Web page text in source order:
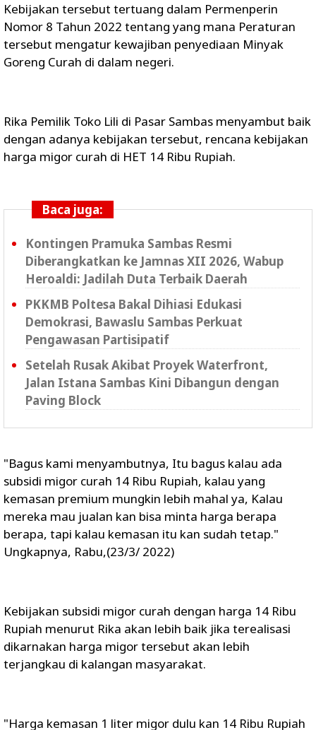
Kebijakan tersebut tertuang dalam Permenperin
Nomor 8 Tahun 2022 tentang yang mana Peraturan
tersebut mengatur kewajiban penyediaan Minyak
Goreng Curah di dalam negeri.
Rika Pemilik Toko Lili di Pasar Sambas menyambut baik
dengan adanya kebijakan tersebut, rencana kebijakan
harga migor curah di HET 14 Ribu Rupiah.
Baca juga:
Kontingen Pramuka Sambas Resmi
Diberangkatkan ke Jamnas XII 2026, Wabup
Heroaldi: Jadilah Duta Terbaik Daerah
PKKMB Poltesa Bakal Dihiasi Edukasi
Demokrasi, Bawaslu Sambas Perkuat
Pengawasan Partisipatif
Setelah Rusak Akibat Proyek Waterfront,
Jalan Istana Sambas Kini Dibangun dengan
Paving Block
"Bagus kami menyambutnya, Itu bagus kalau ada
subsidi migor curah 14 Ribu Rupiah, kalau yang
kemasan premium mungkin lebih mahal ya, Kalau
mereka mau jualan kan bisa minta harga berapa
berapa, tapi kalau kemasan itu kan sudah tetap."
Ungkapnya, Rabu,(23/3/ 2022)
Kebijakan subsidi migor curah dengan harga 14 Ribu
Rupiah menurut Rika akan lebih baik jika terealisasi
dikarnakan harga migor tersebut akan lebih
terjangkau di kalangan masyarakat.
"Harga kemasan 1 liter migor dulu kan 14 Ribu Rupiah